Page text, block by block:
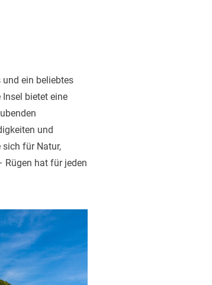
ein beliebtes
Insel bietet eine
und
sich für Natur,
Rügen hat für jeden